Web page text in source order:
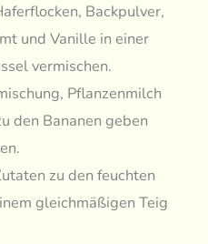
Backpulver,
und Vanille in einer
vermischen.
Pflanzenmilch
den Bananen geben
zu den feuchten
gleichmäßigen Teig